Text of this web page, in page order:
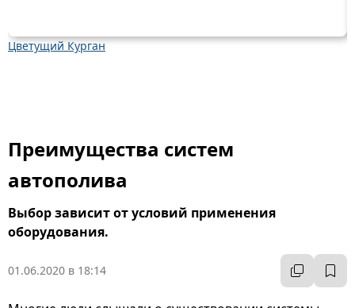
Цветущий Курган
Преимущества систем
автополива
Выбор зависит от условий применения
оборудования.
01.06.2020 в 18:14